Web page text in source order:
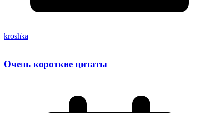
kroshka
Очень короткие цитаты